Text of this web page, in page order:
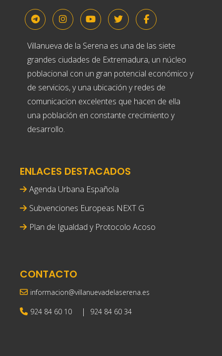
Villanueva de la Serena es una de las siete
grandes ciudades de Extremadura, un núcleo
poblacional con un gran potencial económico y
de servicios, y una ubicación y redes de
comunicacion excelentes que hacen de ella
una población en constante crecimiento y
desarrollo.
ENLACES DESTACADOS
Agenda Urbana Española
Subvenciones Europeas NEXT G
Plan de Igualdad y Protocolo Acoso
CONTACTO
informacion@villanuevadelaserena.es
924 84 60 10 | 924 84 60 34